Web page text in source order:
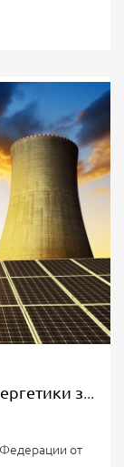
не
по жалобе
компания” в
требования
Перечень новых НПА в сфере энергетики за ноябрь 2024
от